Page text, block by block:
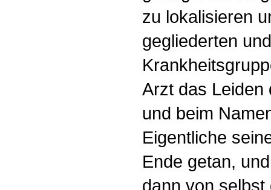
zu lokalisieren
gegliederten
Arzt das Leiden
und beim
Eigentliche
Ende getan,
dann von